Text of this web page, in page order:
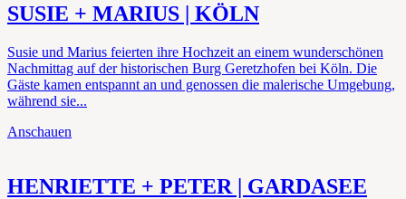
SUSIE + MARIUS | KÖLN
Susie und Marius feierten ihre Hochzeit an einem wunderschönen
Nachmittag auf der historischen Burg Geretzhofen bei Köln. Die
Gäste kamen entspannt an und genossen die malerische Umgebung,
während sie...
Anschauen
HENRIETTE + PETER | GARDASEE